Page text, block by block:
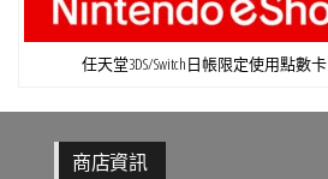
任天堂3DS/Switch日帳限定使用點數卡
商店資訊